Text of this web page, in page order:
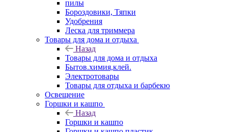
пилы
Бороздовики, Тяпки
Удобрения
Леска для триммера
Товары для дома и отдыха
Назад
Товары для дома и отдыха
Бытов.химия,клей.
Электротовары
Товары для отдыха и барбекю
Освещение
Горшки и кашпо
Назад
Горшки и кашпо